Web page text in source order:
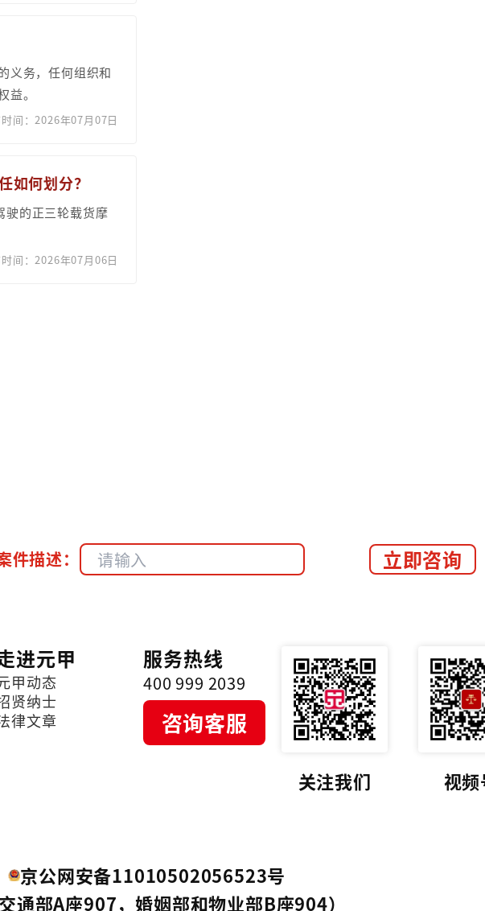
义务，任何组织和
。
间：2026年07月07日
如何划分？
驶的正三轮载货摩
间：2026年07月06日
件描述： 立即咨询
进元甲
甲动态
贤纳士
律文章
服务热线
400 999 2039
咨询客服
关注我们 视
京公网安备11010502056523号
通部A座907，婚姻部和物业部B座904）